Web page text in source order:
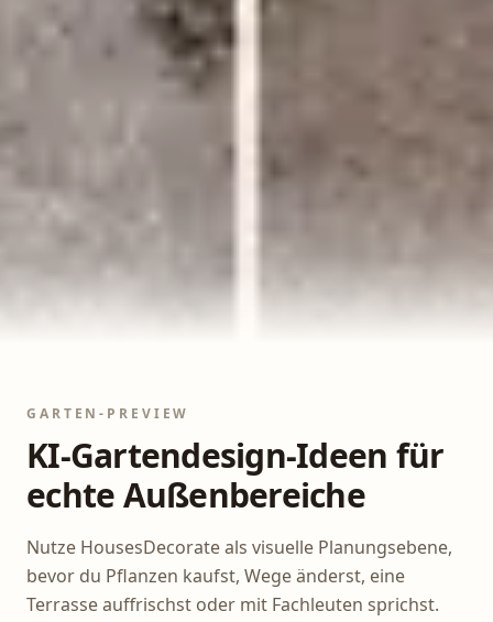
GARTEN-PREVIEW
KI-Gartendesign-Ideen für
echte Außenbereiche
Nutze HousesDecorate als visuelle Planungsebene,
bevor du Pflanzen kaufst, Wege änderst, eine
Terrasse auffrischst oder mit Fachleuten sprichst.